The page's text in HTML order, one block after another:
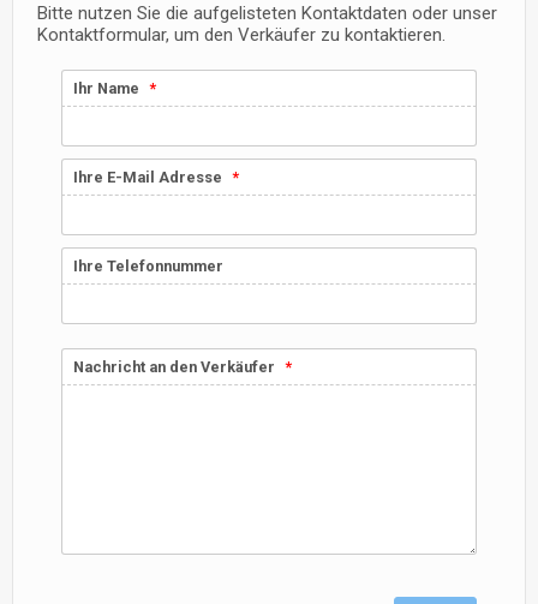
Bitte nutzen Sie die aufgelisteten Kontaktdaten oder unser
Kontaktformular, um den Verkäufer zu kontaktieren.
Ihr Name
Ihre E-Mail Adresse
Ihre Telefonnummer
Nachricht an den Verkäufer